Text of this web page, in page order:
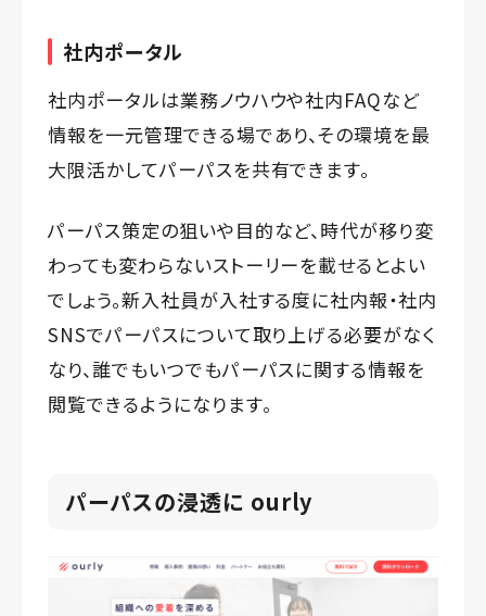
社内ポータル
社内ポータルは業務ノウハウや社内FAQなど
情報を一元管理できる場であり、その環境を最
大限活かしてパーパスを共有できます。
パーパス策定の狙いや目的など、時代が移り変
わっても変わらないストーリーを載せるとよい
でしょう。新入社員が入社する度に社内報・社内
SNSでパーパスについて取り上げる必要がなく
なり、誰でもいつでもパーパスに関する情報を
閲覧できるようになります。
パーパスの浸透に ourly